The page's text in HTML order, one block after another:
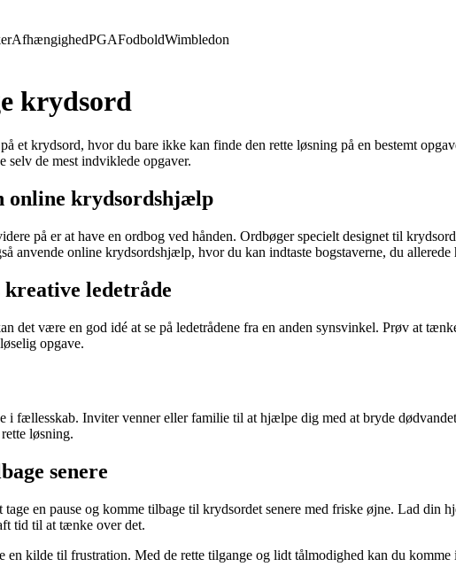
AfhængighedPGAFodboldWimbledon
krydsord
et krydsord, hvor du bare ikke kan finde den rette løsning på en bestemt
de mest indviklede opgaver.
online krydsordshjælp
på er at have en ordbog ved hånden. Ordbøger specielt designet til
anvende online krydsordshjælp, hvor du kan indtaste bogstaverne, du
kreative ledetråde
det være en god idé at se på ledetrådene fra en anden synsvinkel. Prøv at
opgave.
i fællesskab. Inviter venner eller familie til at hjælpe dig med at bryde
løsning.
senere
tage en pause og komme tilbage til krydsordet senere med friske øjne. Lad
tid til at tænke over det.
kilde til frustration. Med de rette tilgange og lidt tålmodighed kan du